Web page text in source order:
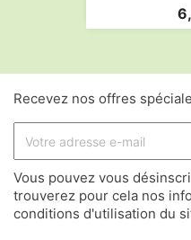
Recevez nos offres
Vous pouvez vous
trouverez pour cela nos
conditions d'utilisation du